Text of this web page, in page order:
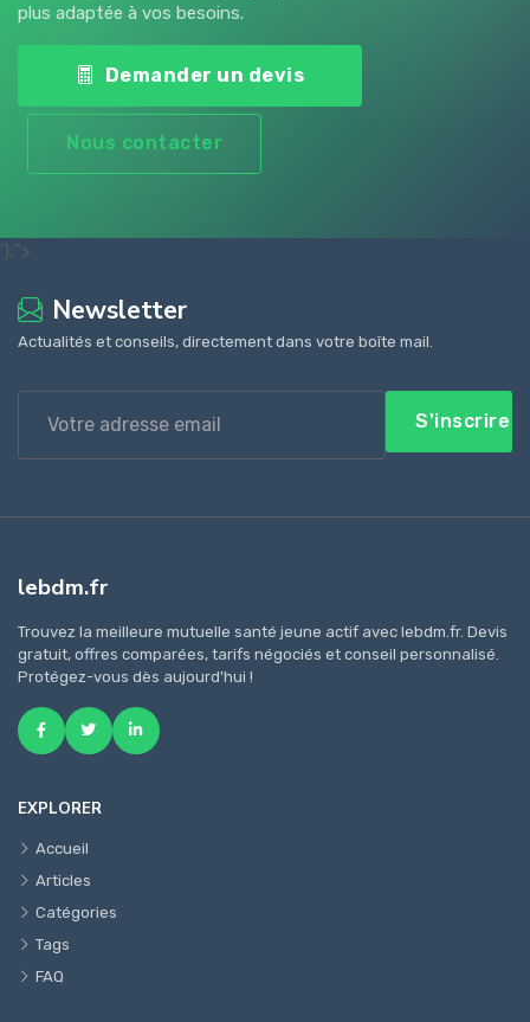
plus adaptée à vos besoins.
Demander un devis
Nous contacter
');">
Newsletter
Actualités et conseils, directement dans votre boîte mail.
S'inscrire
lebdm.fr
Trouvez la meilleure mutuelle santé jeune actif avec lebdm.fr. Devis
gratuit, offres comparées, tarifs négociés et conseil personnalisé.
Protégez-vous dès aujourd'hui !
EXPLORER
Accueil
Articles
Catégories
Tags
FAQ